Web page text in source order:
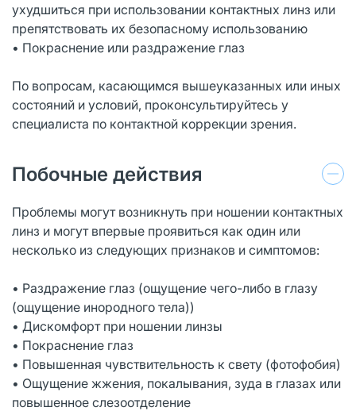
ухудшиться при использовании контактных линз или
препятствовать их безопасному использованию
• Покраснение или раздражение глаз
По вопросам, касающимся вышеуказанных или иных
состояний и условий, проконсультируйтесь у
специалиста по контактной коррекции зрения.
Побочные действия
Проблемы могут возникнуть при ношении контактных
линз и могут впервые проявиться как один или
несколько из следующих признаков и симптомов:
• Раздражение глаз (ощущение чего-либо в глазу
(ощущение инородного тела))
• Дискомфорт при ношении линзы
• Покраснение глаз
• Повышенная чувствительность к свету (фотофобия)
• Ощущение жжения, покалывания, зуда в глазах или
повышенное слезоотделение